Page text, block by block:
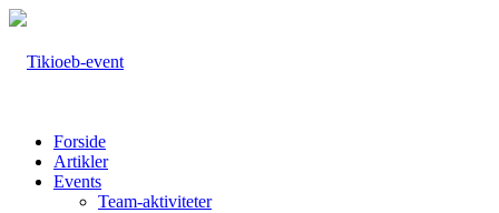
Forside
Artikler
Events
Team-aktiviteter